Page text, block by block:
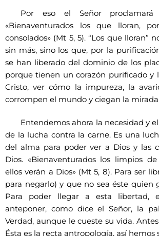
Por eso el Señor
«Bienaventurados los que lloran,
consolados» (Mt 5, 5). “Los que lloran”
sin más, sino los que, por la
se han liberado del dominio de los
porque tienen un corazón purificado y
Cristo, ver cómo la impureza, la
corrompen el mundo y ciegan la mirada.
Entendemos ahora la necesidad y
de la lucha contra la carne. Es una
del alma para poder ver a Dios y las
Dios. «Bienaventurados los limpios
ellos verán a Dios» (Mt 5, 8). Para ser
para negarlo) y que no sea éste quien
Para poder llegar a esta libertad,
anteponer, como dice el Señor, la
Verdad, aunque le cueste su vida.
Ésta es la recta antropología, así hemos